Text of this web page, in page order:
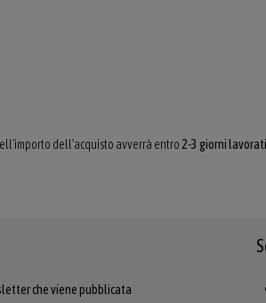
dell'acquisto avverrà entro 2-3 giorni
che viene pubblicata